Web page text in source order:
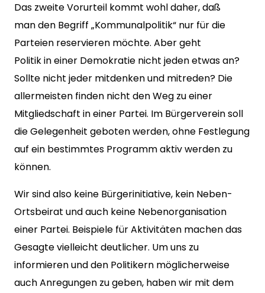
Das zweite Vorurteil kommt wohl daher, daß
man den Begriff „Kommunalpolitik“ nur für die
Parteien reservieren möchte. Aber geht
Politik in einer Demokratie nicht jeden etwas an?
Sollte nicht jeder mitdenken und mitreden? Die
allermeisten finden nicht den Weg zu einer
Mitgliedschaft in einer Par­tei. Im Bürgerverein soll
die Gelegenheit geboten werden, ohne Festlegung
auf ein bestimmtes Programm aktiv werden zu
können.
Wir sind also keine Bürgerinitiative, kein Neben-
Ortsbeirat und auch keine Nebenorganisation
einer Partei. Beispiele für Aktivitäten machen das
Gesagte vielleicht deutlicher. Um uns zu
informieren und den Politikern möglicherweise
auch Anregungen zu geben, haben wir mit dem